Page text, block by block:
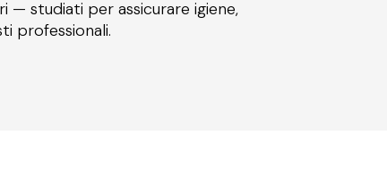
— studiati per assicurare igiene,
professionali.